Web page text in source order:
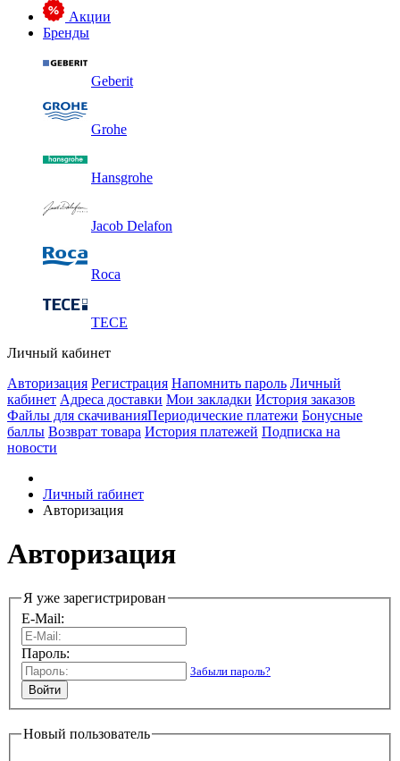
Акции
Бренды
Geberit
Grohe
Hansgrohe
Jacob Delafon
Roca
TECE
Личный кабинет
Авторизация Регистрация Напомнить пароль Личный
кабинет Адреса доставки Мои закладки История заказов
Файлы для скачиванияПериодические платежи Бонусные
баллы Возврат товара История платежей Подписка на
новости
Личный rабинет
Авторизация
Авторизация
Я уже зарегистрирован
E-Mail:
Пароль:
Забыли пароль?
Новый пользователь